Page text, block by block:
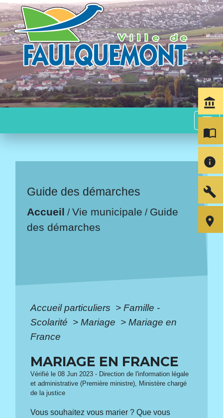
menu
Guide des démarches
Accueil /Vie municipale / Guide
des démarches
Accueil particuliers > Famille -
Scolarité > Mariage > Mariage en
France
MARIAGE EN FRANCE
Vérifié le 08 Jun 2023 - Direction de l'information légale
et administrative (Première ministre), Ministère chargé
de la justice
Vous souhaitez vous marier ? Que vous
account_balance
import_contacts
info
build
room